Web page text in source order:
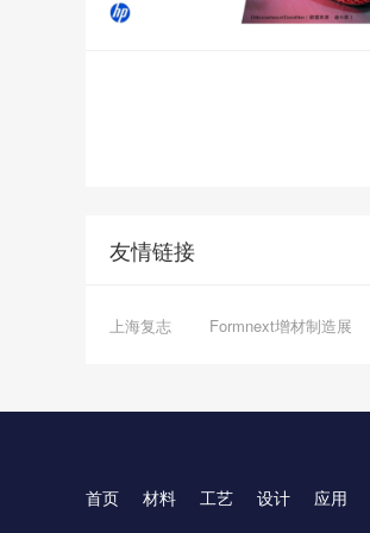
友情链接
上海复志 Formnext增材制造展
首页 材料 工艺 设计 应用